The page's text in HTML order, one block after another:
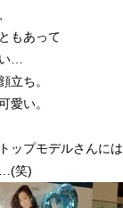
もあって
…
立ち。
愛い。
ップモデルさんには
…(笑)